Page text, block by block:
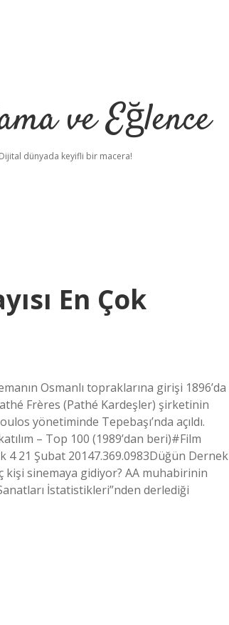
ve Eğlence
Dijital dünyada keyifli bir macera!
En Çok
Osmanlı topraklarına girişi 1896’da
Frères (Pathé Kardeşler) şirketinin
yönetiminde Tepebaşı’nda açıldı.
– Top 100 (1989’dan beri)#Film
4 21 Şubat 20147.369.0983Düğün Dernek
kişi sinemaya gidiyor? AA muhabirinin
İstatistikleri”nden derlediği